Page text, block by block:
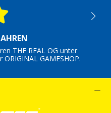
THE REAL OG unter
GAMESHOP.